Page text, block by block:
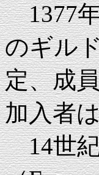
1377年
のギル
定、成
加入者
14世紀